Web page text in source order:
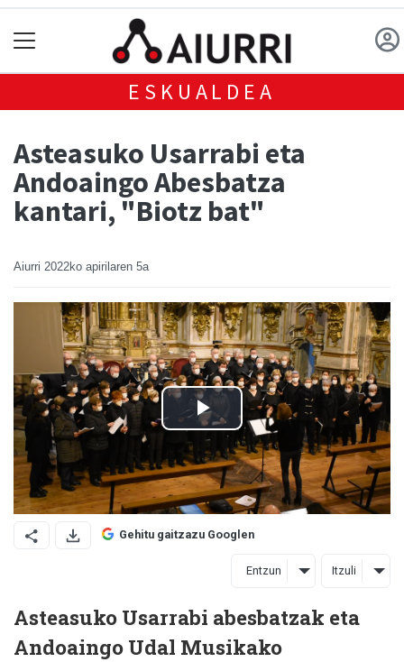
ESKUALDEA
Asteasuko Usarrabi eta
Andoaingo Abesbatza
kantari, "Biotz bat"
Aiurri 2022ko apirilaren 5a
Gehitu gaitzazu Googlen
Entzun Itzuli
Asteasuko Usarrabi abesbatzak eta
Andoaingo Udal Musikako